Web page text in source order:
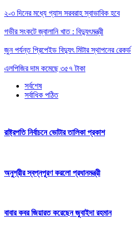
২-৩ দিনের মধ্যে গ্যাস সরবরাহ স্বাভাবিক হবে
গভীর সংকটে জ্বালানি খাত : বিদ্যুৎমন্ত্রী
জুন পর্যন্ত প্রিপেইড বিদ্যুৎ মিটার স্থাপনের রেকর্ড
এলপিজির দাম কমেছে ৩৫৭ টাকা
সর্বশেষ
সর্বাধিক পঠিত
রাষ্ট্রপতি নির্বাচনে ভোটার তালিকা প্রকাশ
অনুশ্রীর স্বপ্নপূরণ করলো প্রধানমন্ত্রী
বাবার কবর জিয়ারত করেছেন জুবাইদা রহমান